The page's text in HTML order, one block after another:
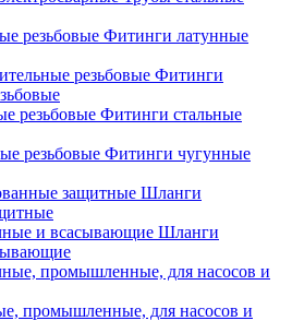
Фитинги латунные
Фитинги
Фитинги стальные
Фитинги чугунные
Шланги
Шланги
промышленные, для насосов и